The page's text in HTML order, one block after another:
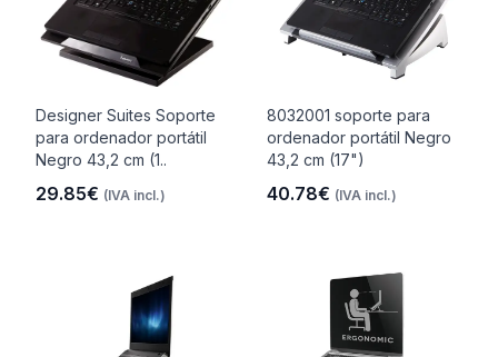
Designer Suites Soporte
para ordenador portátil
Negro 43,2 cm (1..
29.85€ (IVA incl.)
8032001 soporte para
ordenador portátil Negro
43,2 cm (17")
40.78€ (IVA incl.)